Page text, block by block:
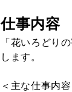
仕事内容
「花いろどり
します。
＜主な仕事内容